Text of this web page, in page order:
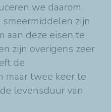
we daarom
smeermiddelen zijn
aan deze eisen te
zijn overigens zeer
de
maar twee keer te
levensduur van